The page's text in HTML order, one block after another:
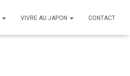
VIVRE AU JAPON CONTACT